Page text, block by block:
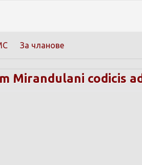
За чланове
Mirandulani codicis